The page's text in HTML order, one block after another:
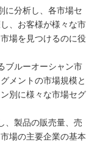
に分析し、各市場セ
、お客様が様々な市
場を見つけるのに役
ブルーオーシャン市
メントの市場規模と
別に様々な市場セグ
、製品の販売量、売
場の主要企業の基本